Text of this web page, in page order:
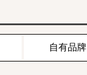
自有品牌